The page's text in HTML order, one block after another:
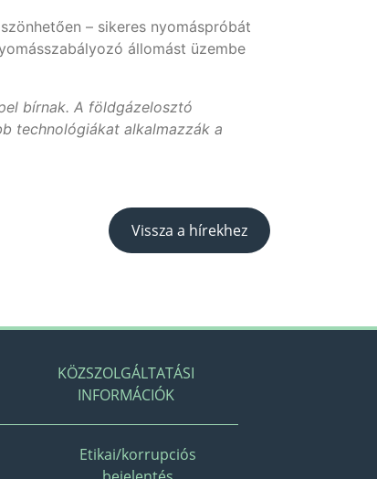
– sikeres nyomáspróbát
állomást üzembe
bírnak. A földgázelosztó
technológiákat alkalmazzák a
Vissza a hírekhez
KÖZSZOLGÁLTATÁSI
INFORMÁCIÓK
Etikai/korrupciós